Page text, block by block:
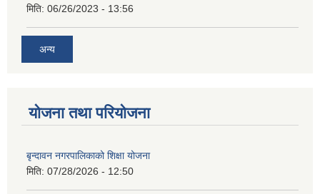
मिति: 06/26/2023 - 13:56
अन्य
योजना तथा परियोजना
बृन्दावन नगरपालिकाको शिक्षा योजना
मिति: 07/28/2026 - 12:50